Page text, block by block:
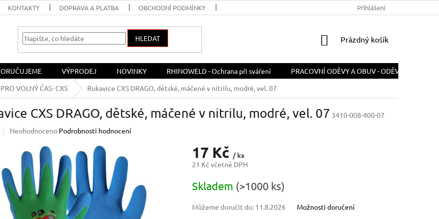
KONTAKTY DOPRAVA A PLATBA OBCHODNÍ PODMÍNKY ODSTOUPENÍ OD
Přihlášení
HLEDAT
NÁKUPNÍ
Prázdný košík
VÝPRODEJ NOVINKY RHINOWELD - Ochrana při sváření
PRACOVNÍ ODĚVY A OBUV - ODĚVY A OBUV
VOLNÝ ČAS- CXS Rukavice CXS DRAGO, dětské, máčené v nitrilu, modré, vel. 07
CXS DRAGO, dětské, máčené v nitrilu, modré, vel. 07 3410-008-400-07
Průměrné
0,0
z
5
hvězdiček.
Neohodnoceno Podrobnosti hodnocení
17 Kč / ks
21 Kč včetně DPH
cena:
Skladem (>1000 ks)
Můžeme doručit do: 11.8.2026 Možnosti doručení